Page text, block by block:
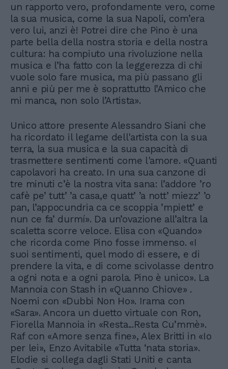
un rapporto vero, profondamente vero, come
la sua musica, come la sua Napoli, com’era
vero lui, anzi è! Potrei dire che Pino è una
parte bella della nostra storia e della nostra
cultura: ha compiuto una rivoluzione nella
musica e l’ha fatto con la leggerezza di chi
vuole solo fare musica, ma più passano gli
anni e più per me è soprattutto l’Amico che
mi manca, non solo l’Artista».
Unico attore presente Alessandro Siani che
ha ricordato il legame dell'artista con la sua
terra, la sua musica e la sua capacità di
trasmettere sentimenti come l'amore. «Quanti
capolavori ha creato. In una sua canzone di
tre minuti c’è la nostra vita sana: l’addore ’ro
cafè pe’ tutt’ ’a casa,e quatt’ ’a nott’ miezz’ ’o
pan, l’appocundria ca ce scoppia ’mpiett’ e
nun ce fa’ durmí». Da un’ovazione all’altra la
scaletta scorre veloce. Elisa con «Quando»
che ricorda come Pino fosse immenso. «I
suoi sentimenti, quel modo di essere, e di
prendere la vita, e di come scivolasse dentro
a ogni nota e a ogni parola. Pino è unico». La
Mannoia con Stash in «Quanno Chiove» .
Noemi con «Dubbi Non Ho». Irama con
«Sara». Ancora un duetto virtuale con Ron,
Fiorella Mannoia in «Resta...Resta Cu’mmè».
Raf con «Amore senza fine», Alex Britti in «Io
per lei», Enzo Avitabile «Tutta ‘nata storia».
Elodie si collega dagli Stati Uniti e canta